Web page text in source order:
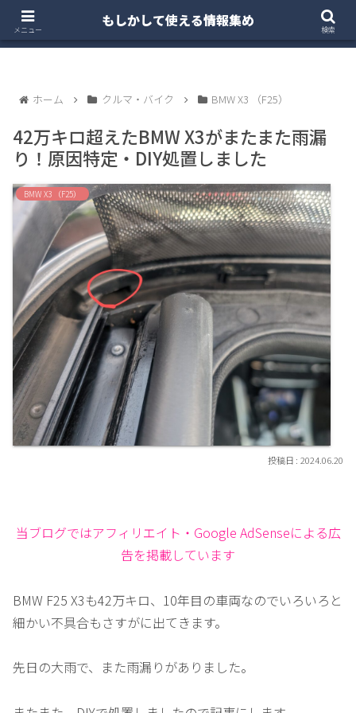
ホーム 注文住宅
ホーム クルマ・バイク BMW X3 （F25）
42万キロ超えたBMW X3がまたまた雨漏
り！原因特定・DIY処置しました
BMW X3 （F25）
2024.06.20
当ブログではアフィリエイト・Google AdSenseによる広
告を掲載しています
BMW F25 X3も42万キロ、10年目の車両なのでいろいろと
細かい不具合もさすがに出てきます。
先日の大雨で、また雨漏りがありました。
メニュー
もしかして使える情報集め
検索